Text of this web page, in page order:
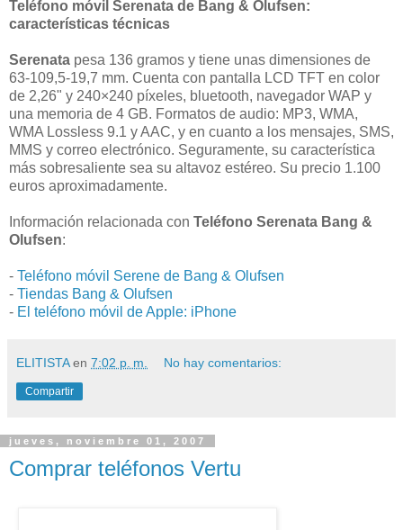
Teléfono móvil Serenata de Bang & Olufsen:
características técnicas
Serenata pesa 136 gramos y tiene unas dimensiones de
63-109,5-19,7 mm. Cuenta con pantalla LCD TFT en color
de 2,26" y 240×240 píxeles, bluetooth, navegador WAP y
una memoria de 4 GB. Formatos de audio: MP3, WMA,
WMA Lossless 9.1 y AAC, y en cuanto a los mensajes, SMS,
MMS y correo electrónico. Seguramente, su característica
más sobresaliente sea su altavoz estéreo. Su precio 1.100
euros aproximadamente.
Información relacionada con Teléfono Serenata Bang &
Olufsen:
- Teléfono móvil Serene de Bang & Olufsen
- Tiendas Bang & Olufsen
- El teléfono móvil de Apple: iPhone
ELITISTA en 7:02 p. m. No hay comentarios:
Compartir
jueves, noviembre 01, 2007
Comprar teléfonos Vertu